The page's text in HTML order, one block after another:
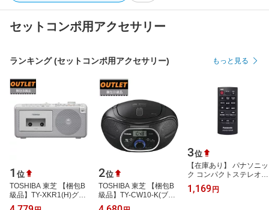
セットコンポ用アクセサリー
ランキング (セットコンポ用アクセサリー) もっと見る
1 位
TOSHIBA 東芝 【梱包B
級品】TY-XKR1(H)グレ
ー ラジオカセットレコ
2位
TOSHIBA 東芝 【梱包B
級品】TY-CW10-K(ブラ
ック) CDラジオ
3位
【在庫あり】 パナソニッ
ク コンパクトステレオシ
ステム用リモコン
N2QAYB000947
1,169 円